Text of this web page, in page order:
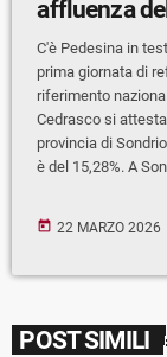
affluenza
C'è Pedesina in
prima giornata di
riferimento
Cedrasco si
provincia di
è del 15,28%. A
today 22 MARZO 2026
POST SIMILI